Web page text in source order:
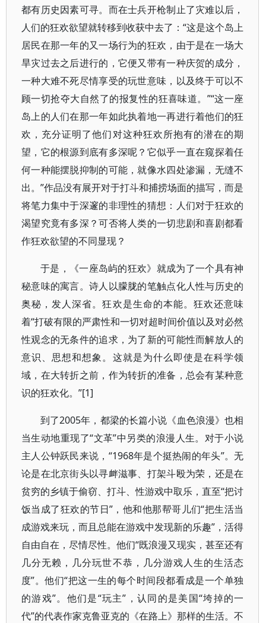
都有历史因素可寻。而在士兵开枪制止了灾难以后，
人们的狂欢欲望就转移到收获中去了：“这是这个岛上
居民在那一年的又一场行为的狂欢，由于是在一场大
旱灾过去之后进行的，它便又带有一种庆贺的成分，
一种大难不死尽情享受的玩世意味，以及终于可以不
顾一切抢夺大自然了的报复性的狂喜味道。”“这一座
岛上的人们在那一年如此执着地一再进行着他们的狂
欢，充分证明了他们对这种狂欢所抱有的潜在的期
望，它的根源到底有多深呢？它似乎一直在窥探着任
何一种能摆脱抑制的可能，就像水四处渗漏，无缝不
出。”作品没有展开对于打斗和捕捞场面的描写，而是
将笔力集中于深邃的非理性的猜想：人们对于狂欢的
渴望究竟有多深？可否将人类的一切悲剧和喜剧都看
作狂欢欲望的不同显现？
于是，《一座岛屿的狂欢》就成为了一个具有神
秘意味的寓言。诗人以朦胧的笔触点化人性与历史的
奥秘，发人深省。狂欢是生命的本能。狂欢还意味
着“打破有限的严肃性和一切对超时间价值以及对必然
性观念的无条件的追求，为了新的可能性而解放人的
意识、思想和想象。这就是为什么即使是在科学领
域，在大转折之前，作为转折的准备，总会有某种意
识的狂欢化。”[1]
到了2005年，都梁的长篇小说《血色浪漫》也相
当生动地重现了“文革”中另类的浪漫人生。对于小说
主人公钟跃民来说，“1968年是个挺热闹的年头”。无
论是在北京街头以寻衅滋事、打架斗殴为荣，还是在
贫穷的乡镇于偷窃、打斗、性游戏中取乐，直至“把讨
饭当成了狂欢的节日”，他和他那帮哥儿们“把生活当
成游戏来玩，而且总能在游戏中发现新的乐趣”，活得
自由自在，尽情尽性。他们“既浪漫又现实，甚至还有
几分无赖，几分玩世不恭，几分游戏人生的生活态
度”。他们“把这一生的每个时间段都看成是一个单独
的游戏”。他们是“玩主”，认同的是美国“垮掉的一
代”的代表作家克鲁亚克的《在路上》那样的生活。不